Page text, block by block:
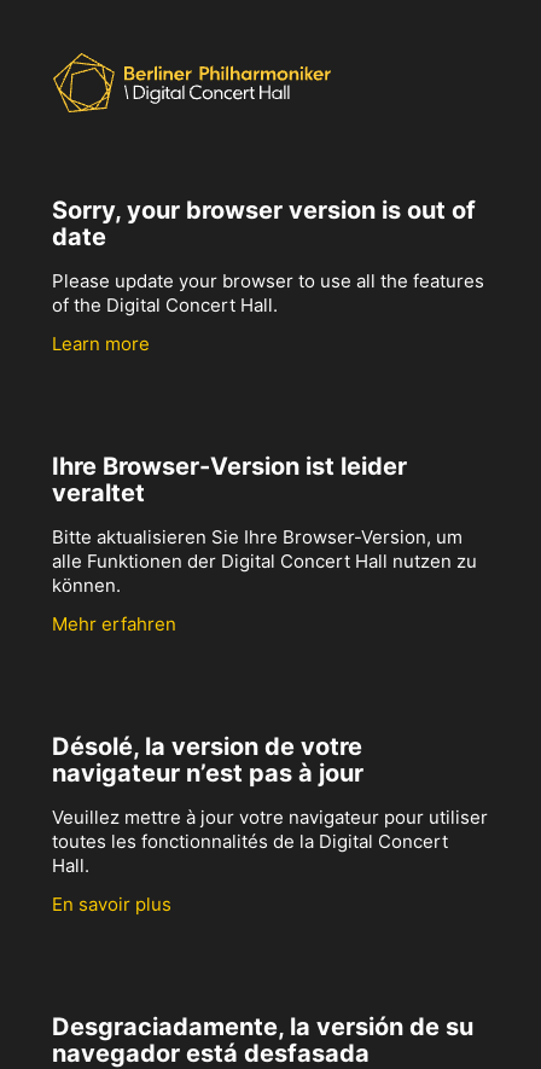
Sorry, your browser version is out of
date
Please update your browser to use all the features
of the Digital Concert Hall.
Learn more
Ihre Browser-Version ist leider
veraltet
Bitte aktualisieren Sie Ihre Browser-Version, um
alle Funktionen der Digital Concert Hall nutzen zu
können.
Mehr erfahren
Désolé, la version de votre
navigateur n’est pas à jour
Veuillez mettre à jour votre navigateur pour utiliser
toutes les fonctionnalités de la Digital Concert
Hall.
En savoir plus
Desgraciadamente, la versión de su
navegador está desfasada